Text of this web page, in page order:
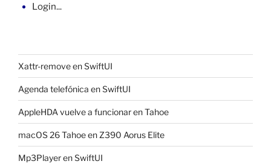
Login...
Xattr-remove en SwiftUI
Agenda telefónica en SwiftUI
AppleHDA vuelve a funcionar en Tahoe
macOS 26 Tahoe en Z390 Aorus Elite
Mp3Player en SwiftUI